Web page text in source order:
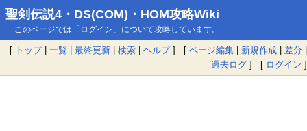
聖剣伝説4・DS(COM)・HOM攻略Wiki
このページでは「ログイン」について攻略しています。
[ トップ| 一覧 | 最終更新 | 検索 | ヘルプ] [ ページ編集 | 新規作成 | 差分 |
過去ログ ] [ ログイン ]